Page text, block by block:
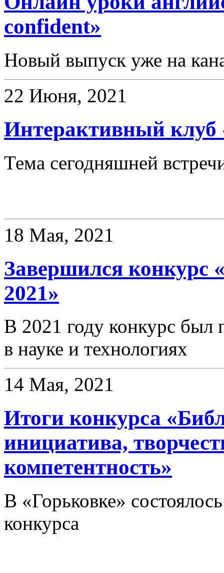
confident»
Новый выпуск уже на
22 Июня, 2021
Интерактивный клуб
Тема сегодняшней
18 Мая, 2021
Завершился конкурс
2021»
В 2021 году конкурс
в науке и технологиях
14 Мая, 2021
Итоги конкурса
инициатива,
компетентность»
В «Горьковке»
конкурса